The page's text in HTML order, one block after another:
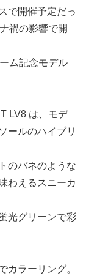
で開催予定だっ
禍の影響で開
ム記念モデル
LV8 は、モデ
ールのハイブリ
のバネのような
わえるスニーカ
光グリーンで彩
カラーリング。